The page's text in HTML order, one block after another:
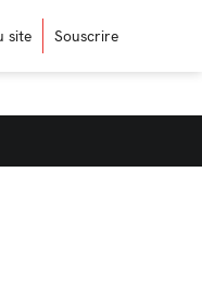
site Souscrire